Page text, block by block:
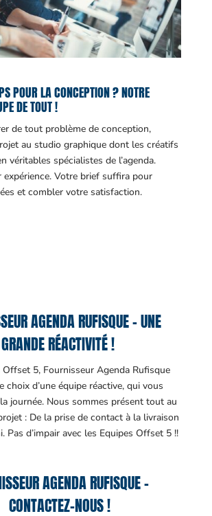
POUR LA CONCEPTION ? NOTRE
DE TOUT !
de tout problème de conception,
au studio graphique dont les créatifs
véritables spécialistes de l’agenda.
expérience. Votre brief suffira pour
et combler votre satisfaction.
AGENDA RUFISQUE – UNE
GRANDE RÉACTIVITÉ !
Offset 5, Fournisseur Agenda Rufisque
choix d’une équipe réactive, qui vous
journée. Nous sommes présent tout au
: De la prise de contact à la livraison
Pas d’impair avec les Equipes Offset 5 !!
AGENDA RUFISQUE –
CONTACTEZ-NOUS !